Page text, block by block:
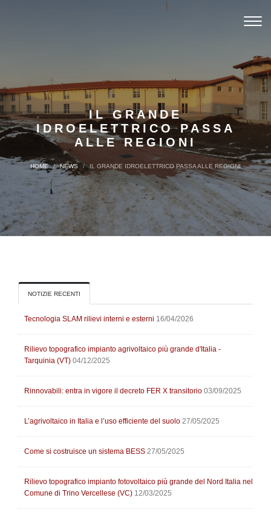
IL GRANDE
IDROELETTRICO PASSA
ALLE REGIONI
HOME NEWS IL GRANDE IDROELETTRICO PASSA ALLE REGIONI
NOTIZIE RECENTI
Tecnologia SLAM rilievi interni e esterni 16/04/2026
Rilievo topografico impianto agrivoltaico più grande d'Italia -
Tarquinia (VT) 04/12/2025
Rinnovabili: entra in vigore il decreto FER X transitorio 03/09/2025
L’agrivoltaico in Italia e l’uso efficiente del suolo 27/05/2025
Come si costruisce un sistema BESS 27/05/2025
Rilievo topografico impianto fotovoltaico più grande del Nord Italia nel
Comune di Trino Vercellese (VC) 12/03/2025